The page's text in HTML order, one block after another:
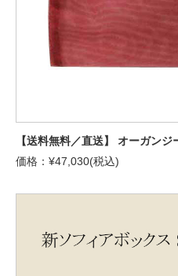
【送料無料／直送】 オーガン
価格：¥47,030(税込)